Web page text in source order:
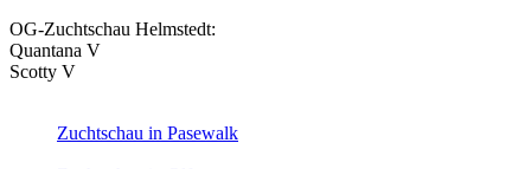
OG-Zuchtschau Helmstedt:
Quantana V
Scotty V
Zuchtschau in Pasewalk